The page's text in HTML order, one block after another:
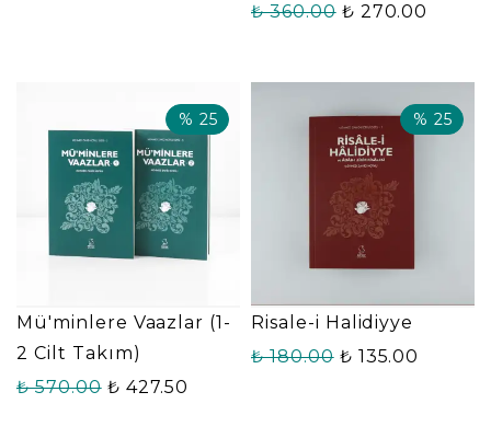
₺ 360.00 ₺ 270.00
% 25
Mü'minlere Vaazlar (1-
2 Cilt Takım)
₺ 570.00 ₺ 427.50
% 25
Risale-i Halidiyye
₺ 180.00 ₺ 135.00